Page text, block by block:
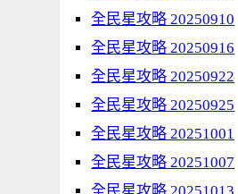
全民星攻略 20250910
全民星攻略 20250916
全民星攻略 20250922
全民星攻略 20250925
全民星攻略 20251001
全民星攻略 20251007